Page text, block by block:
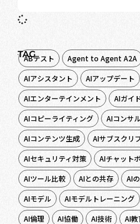
TAG
ABテスト Agent to Agent A2A
AIアシスタント
AIアップデート
AIエンターテインメント
AIガイ
AIコピーライティング
AIコンサ
AIコンテンツ生成
AIサブスクリ
AIセキュリティ対策
AIチャット
AIツール比較
AIとの共存 AI
AIモデル
AIモデルトレーニング
AI倫理
AI協働 AI技術 AI教